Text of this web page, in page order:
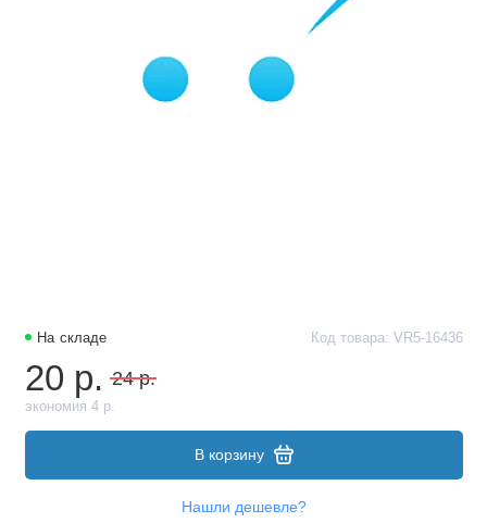
На складе Код товара: VR5-16436
20 р. 24 р.
экономия 4 р.
В корзину
Нашли дешевле?